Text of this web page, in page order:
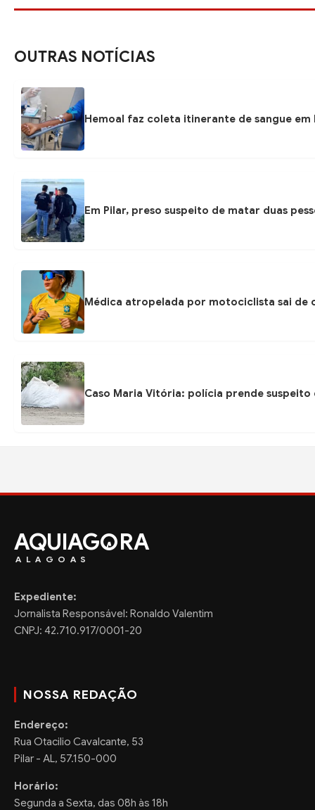
OUTRAS NOTÍCIAS
Hemoal faz coleta itinerante de sangue em
Em Pilar, preso suspeito de matar duas
Médica atropelada por motociclista sai de
Caso Maria Vitória: polícia prende
AQUIAG RA
ALAGOAS
Expediente:
Jornalista Responsável: Ronaldo Valentim
CNPJ: 42.710.917/0001-20
NOSSA REDAÇÃO
Endereço:
Rua Otacilio Cavalcante, 53
Pilar - AL, 57.150-000
Horário:
Segunda a Sexta, das 08h às 18h